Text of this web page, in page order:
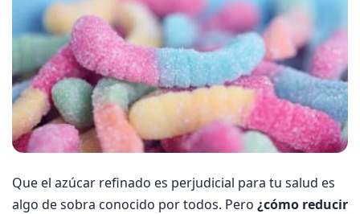
Que el azúcar refinado es perjudicial para tu salud es
algo de sobra conocido por todos. Pero ¿cómo reducir